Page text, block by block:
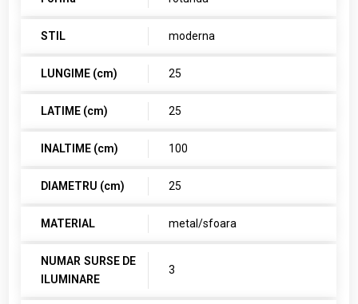
STIL moderna
LUNGIME (cm) 25
LATIME (cm) 25
INALTIME (cm) 100
DIAMETRU (cm) 25
MATERIAL metal/sfoara
NUMAR SURSE DE
ILUMINARE
3